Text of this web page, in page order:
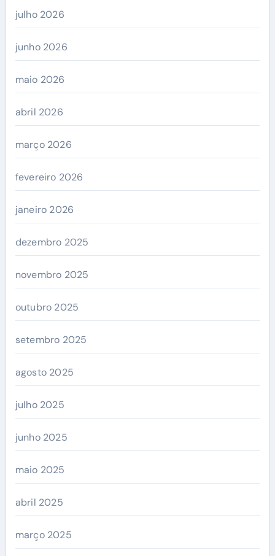
julho 2026
junho 2026
maio 2026
abril 2026
março 2026
fevereiro 2026
janeiro 2026
dezembro 2025
novembro 2025
outubro 2025
setembro 2025
agosto 2025
julho 2025
junho 2025
maio 2025
abril 2025
março 2025